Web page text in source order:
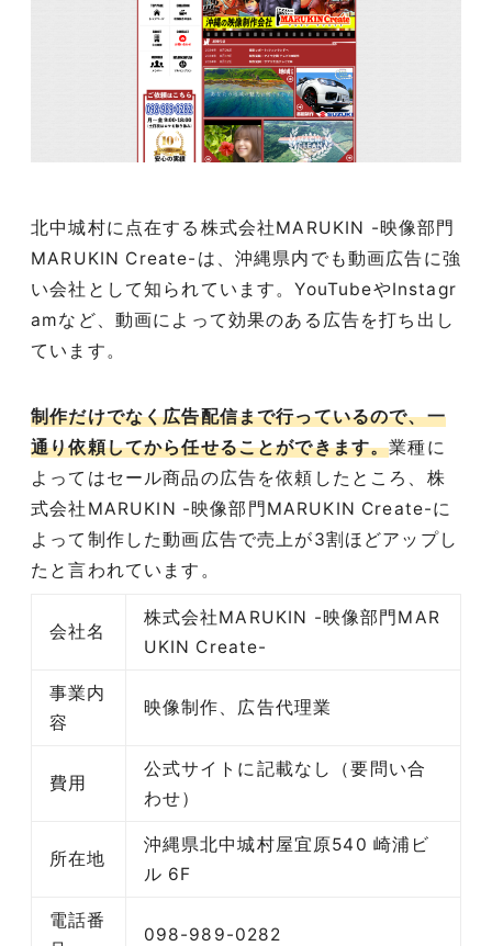
北中城村に点在する株式会社MARUKIN -映像部門
MARUKIN Create-は、沖縄県内でも動画広告に強
い会社として知られています。YouTubeやInstagr
amなど、動画によって効果のある広告を打ち出し
ています。
制作だけでなく広告配信まで行っているので、一
通り依頼してから任せることができます。業種に
よってはセール商品の広告を依頼したところ、株
式会社MARUKIN -映像部門MARUKIN Create-に
よって制作した動画広告で売上が3割ほどアップし
たと言われています。
会社名
株式会社MARUKIN -映像部門MAR
UKIN Create-
事業内
容
映像制作、広告代理業
費用
公式サイトに記載なし（要問い合
わせ）
所在地
沖縄県北中城村屋宜原540 崎浦ビ
ル 6F
電話番
098-989-0282